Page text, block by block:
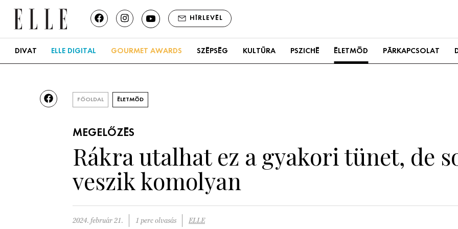
HÍRLEVÉL
DIVAT ELLE DIGITAL GOURMET AWARDS SZÉPSÉG KULTÚRA PSZICHÉ ÉLETMÓD PÁRKAPCSOLAT
FŐOLDAL ÉLETMÓD
MEGELŐZÉS
Rákra utalhat ez a gyakori tünet, de
veszik komolyan
2024. február 21. 1 perc olvasás ELLE